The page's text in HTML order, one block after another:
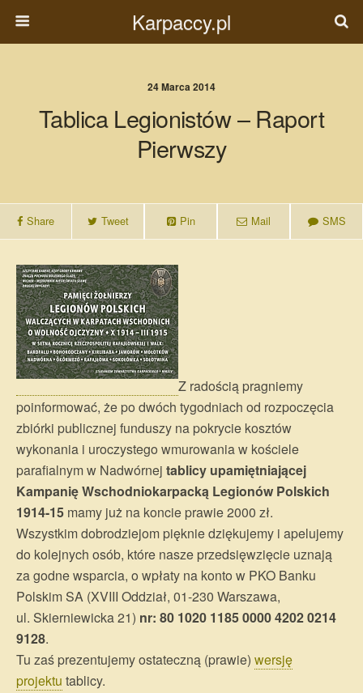
Karpaccy.pl
24 Marca 2014
Tablica Legionistów – Raport
Pierwszy
Share Tweet Pin Mail SMS
Z radością pragniemy
poinformować, że po dwóch tygodniach od rozpoczęcia
zbiórki publicznej funduszy na pokrycie kosztów
wykonania i uroczystego wmurowania w kościele
parafialnym w Nadwórnej tablicy upamiętniającej
Kampanię Wschodniokarpacką Legionów Polskich
1914-15 mamy już na koncie prawie 2000 zł.
Wszystkim dobrodziejom pięknie dziękujemy i apelujemy
do kolejnych osób, które nasze przedsięwzięcie uznają
za godne wsparcia, o wpłaty na konto w PKO Banku
Polskim SA (XVIII Oddział, 01-230 Warszawa,
ul. Skierniewicka 21) nr: 80 1020 1185 0000 4202 0214
9128.
Tu zaś prezentujemy ostateczną (prawie) wersję
projektu tablicy.